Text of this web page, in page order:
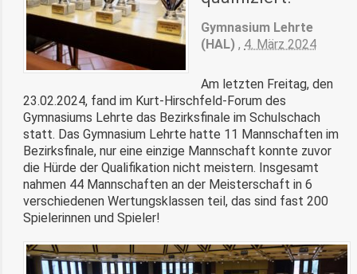
Gymnasium Lehrte
(HAL) , 4. März 2024
Am letzten Freitag, den
23.02.2024, fand im Kurt-Hirschfeld-Forum des
Gymnasiums Lehrte das Bezirksfinale im Schulschach
statt. Das Gymnasium Lehrte hatte 11 Mannschaften im
Bezirksfinale, nur eine einzige Mannschaft konnte zuvor
die Hürde der Qualifikation nicht meistern. Insgesamt
nahmen 44 Mannschaften an der Meisterschaft in 6
verschiedenen Wertungsklassen teil, das sind fast 200
Spielerinnen und Spieler!